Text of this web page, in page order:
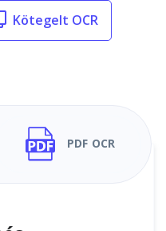
Kötegelt OCR
PDF OCR